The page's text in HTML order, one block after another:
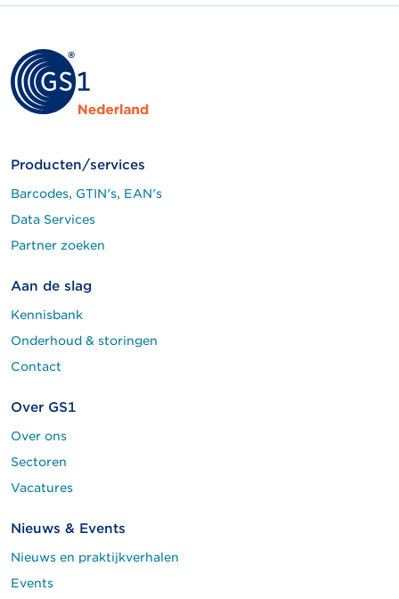
Producten/services
Barcodes, GTIN's, EAN's
Data Services
Partner zoeken
Aan de slag
Kennisbank
Onderhoud & storingen
Contact
Over GS1
Over ons
Sectoren
Vacatures
Nieuws & Events
Nieuws en praktijkverhalen
Events